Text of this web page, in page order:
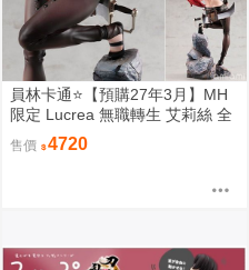
員林卡通⭐️【預購27年3月】MH
限定 Lucrea 無職轉生 艾莉絲 全
高約27公分
售價 4720